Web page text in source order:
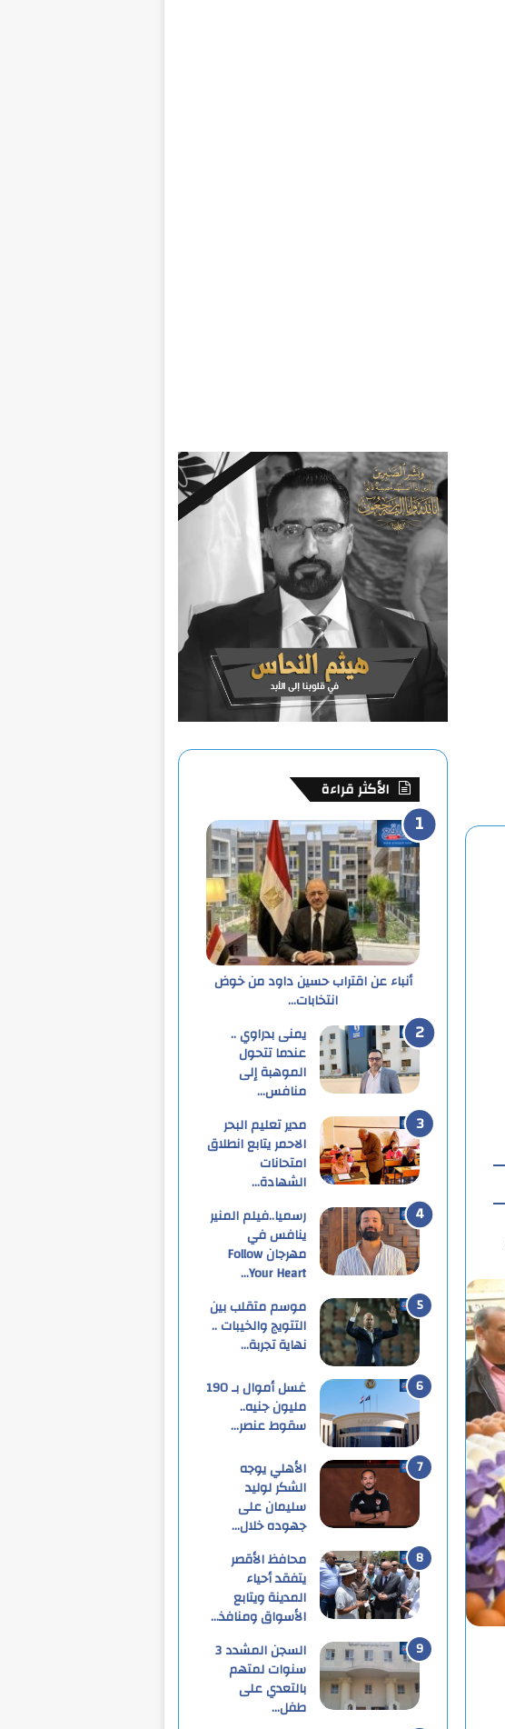
الأكثر قراءة
أنباء عن اقتراب حسين داود من خوض
انتخابات…
يمنى بدراوي ..
عندما تتحول
الموهبة إلى
منافس…
مدير تعليم البحر
الاحمر يتابع انطلاق
امتحانات
الشهادة…
رسميا..فيلم المنير
ينافس في
مهرجان Follow
Your Heart…
موسم متقلب بين
التتويج والخيبات ..
نهاية تجربة…
غسل أموال بـ 190
مليون جنيه..
سقوط عنصر…
الأهلي يوجه
الشكر لوليد
سليمان على
جهوده خلال…
محافظ الأقصر
يتفقد أحياء
المدينة ويتابع
الأسواق ومنافذ…
السجن المشدد 3
سنوات لمتهم
بالتعدي على
طفل…